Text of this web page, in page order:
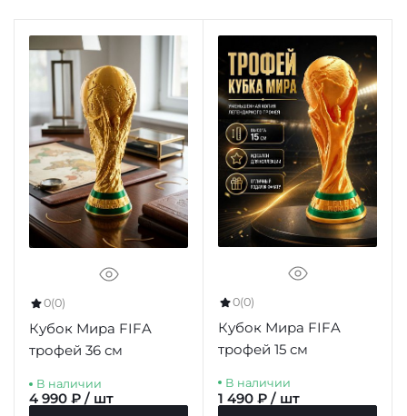
0(0)
Кубок Мира FIFA
трофей 36 см
В наличии
4 990 ₽ / шт
0(0)
Кубок Мира FIFA
трофей 15 см
В наличии
1 490 ₽ / шт